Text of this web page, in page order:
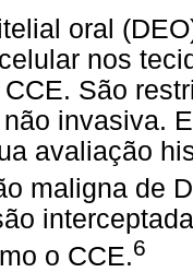
oral
nos
São
invasiva.
avaliação
maligna de
o CCE.6